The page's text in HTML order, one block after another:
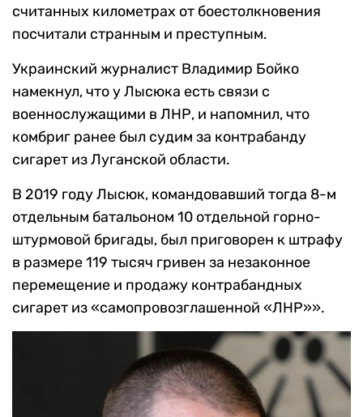
считанных километрах от боестолкновения
посчитали странным и преступным.
Украинский журналист Владимир Бойко
намекнул, что у Лысюка есть связи с
военнослужащими в ЛНР, и напомнил, что
комбриг ранее был судим за контрабанду
сигарет из Луганской области.
В 2019 году Лысюк, командовавший тогда 8-м
отдельным батальоном 10 отдельной горно-
штурмовой бригады, был приговорен к штрафу
в размере 119 тысяч гривен за незаконное
перемещение и продажу контрабандных
сигарет из «самопровозглашенной «ЛНР»».